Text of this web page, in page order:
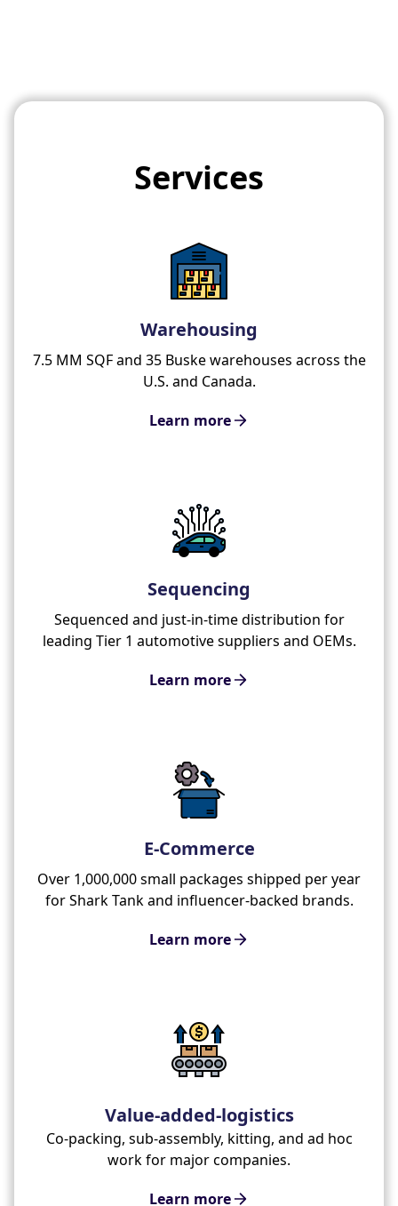
Services
Warehousing
7.5 MM SQF and 35 Buske warehouses across the
U.S. and Canada.
Learn more
Sequencing
Sequenced and just-in-time distribution for
leading Tier 1 automotive suppliers and OEMs.
Learn more
E-Commerce
Over 1,000,000 small packages shipped per year
for Shark Tank and influencer-backed brands.
Learn more
Value-added-logistics
Co-packing, sub-assembly, kitting, and ad hoc
work for major companies.
Learn more